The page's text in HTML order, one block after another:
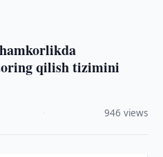
qilish tizimini
946 views